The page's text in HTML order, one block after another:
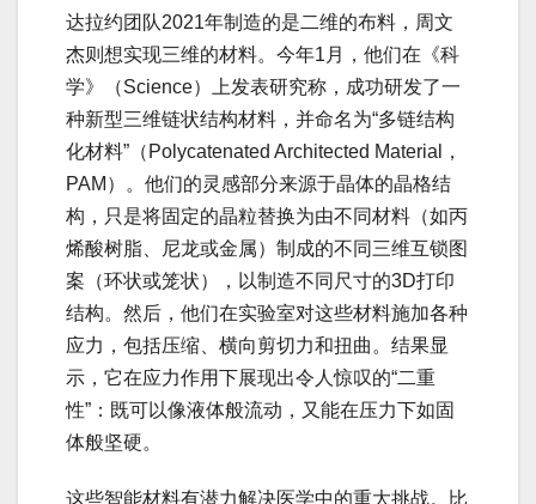
达拉约团队2021年制造的是二维的布料，周文
杰则想实现三维的材料。今年1月，他们在《科
学》（Science）上发表研究称，成功研发了一
种新型三维链状结构材料，并命名为“多链结构
化材料”（Polycatenated Architected Material，
PAM）。他们的灵感部分来源于晶体的晶格结
构，只是将固定的晶粒替换为由不同材料（如丙
烯酸树脂、尼龙或金属）制成的不同三维互锁图
案（环状或笼状），以制造不同尺寸的3D打印
结构。然后，他们在实验室对这些材料施加各种
应力，包括压缩、横向剪切力和扭曲。结果显
示，它在应力作用下展现出令人惊叹的“二重
性”：既可以像液体般流动，又能在压力下如固
体般坚硬。
这些智能材料有潜力解决医学中的重大挑战。比